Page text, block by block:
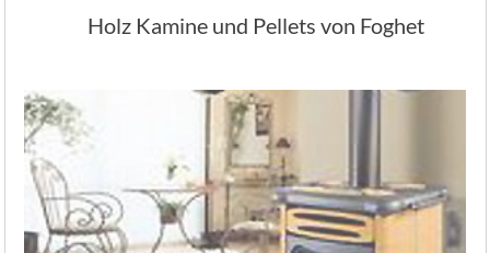
Holz Kamine und Pellets von Foghet